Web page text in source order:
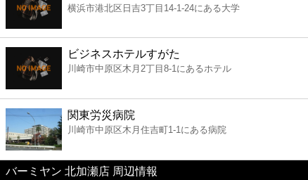
書店
ファミレス
ファーストフード
カフェ
ショッピング
横浜市港北区日吉3丁目14-1-24にある大学
ビジネスホテルすがた
川崎市中原区木月2丁目8-1にあるホテル
関東労災病院
川崎市中原区木月住吉町1-1にある病院
バーミヤン 北加瀬店 周辺情報